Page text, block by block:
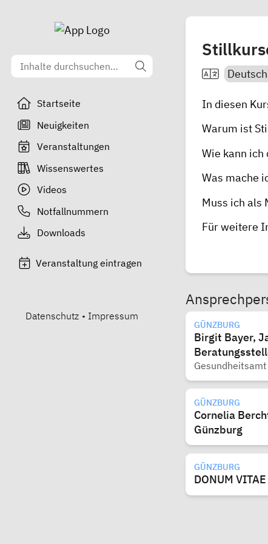
Startseite
Neuigkeiten
Veranstaltungen
Wissenswertes
Videos
Notfallnummern
Downloads
Veranstaltung eintragen
Datenschutz • Impressum
In diesen
Warum ist
Wie kann ich
Was mache
Muss ich als
Für weitere
GÜNZBURG
Birgit Bayer,
Gesundheitsamt
GÜNZBURG
Cornelia
Günzburg
GÜNZBURG
DONUM